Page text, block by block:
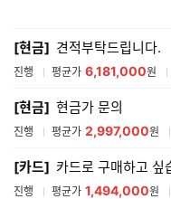
견
적
스
트
[현금] 견적부탁드립니다.
진행 평균가 6,181,000원
[현금] 현금가 문의
진행 평균가 2,997,000원
[카드] 카드로 구매하고 싶
진행 평균가 1,494,000원